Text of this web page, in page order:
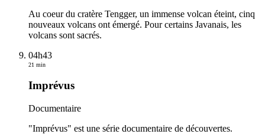
Au coeur du cratère Tengger, un immense volcan éteint, cinq
nouveaux volcans ont émergé. Pour certains Javanais, les
volcans sont sacrés.
04h43
21 min
Imprévus
Documentaire
"Imprévus" est une série documentaire de découvertes.